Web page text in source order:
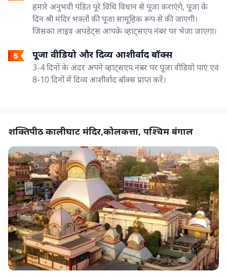
हमारे अनुभवी पंडित पूरे विधि विधान से पूजा कराएंगे, पूजा के
दिन श्री मंदिर भक्तों की पूजा सामूहिक रूप से की जाएगी।
जिसका लाइव अपडेट्स आपके व्हाट्सएप नंबर पर भेजा जाएगा।
पूजा वीडियो और दिव्य आशीर्वाद बॉक्स
3-4 दिनों के अंदर अपने व्हाट्सएप नंबर पर पूजा वीडियो पाएं एवं
8-10 दिनों में दिव्य आशीर्वाद बॉक्स प्राप्त करें।
शक्तिपीठ कालीघाट मंदिर,कोलकत्ता, पश्चिम बंगाल